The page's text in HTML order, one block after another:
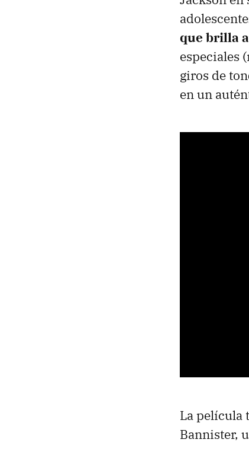
que brilla
especiales
giros de
en un
La película
Bannister,